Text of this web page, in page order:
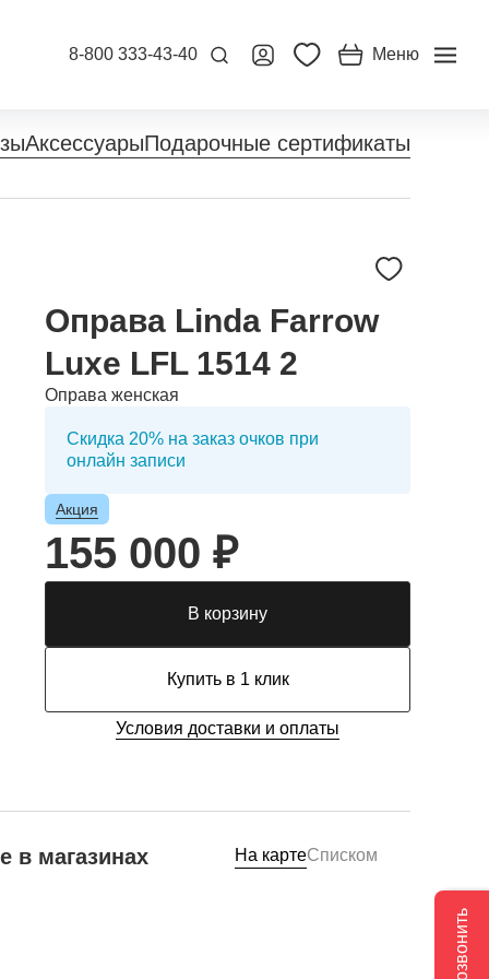
8-800 333-43-40 Меню
АксессуарыПодарочные сертификаты
Оправа Linda Farrow
Luxe LFL 1514 2
Оправа женская
Скидка 20% на заказ очков при
онлайн записи
Акция
155 000 ₽
В корзину
Купить в 1 клик
Условия доставки и оплаты
в магазинах На картеСписком
Позвонить